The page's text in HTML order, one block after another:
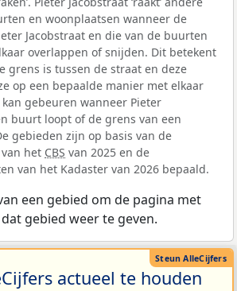
en woonplaatsen wanneer de
Jacobstraat en die van de buurten
overlappen of snijden. Dit betekent
grens is tussen de straat en deze
op een bepaalde manier met elkaar
gebeuren wanneer Pieter
buurt loopt of de grens van een
gebieden zijn op basis van de
het CBS van 2025 en de
van het Kadaster van 2026 bepaald.
een gebied om de pagina met
gebied weer te geven.
actueel te houden